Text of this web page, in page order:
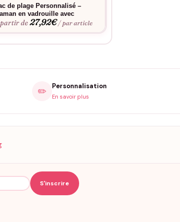
pour Maman, le marine et le
de plage Personnalisé –
en vadrouille avec
de27,92€ / par article
✏️ Personnalisation
En savoir plus